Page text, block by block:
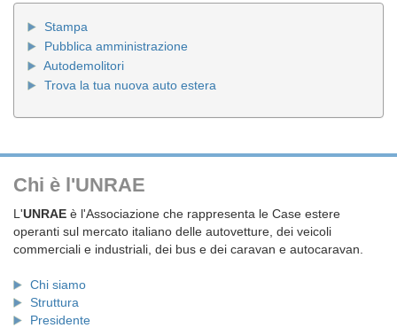
Stampa
Pubblica amministrazione
Autodemolitori
Trova la tua nuova auto estera
Chi è l'UNRAE
L'UNRAE è l'Associazione che rappresenta le Case estere
operanti sul mercato italiano delle autovetture, dei veicoli
commerciali e industriali, dei bus e dei caravan e autocaravan.
Chi siamo
Struttura
Presidente